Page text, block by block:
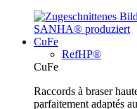
CuFe
RefHP®
CuFe
Raccords à braser
parfaitement adaptés